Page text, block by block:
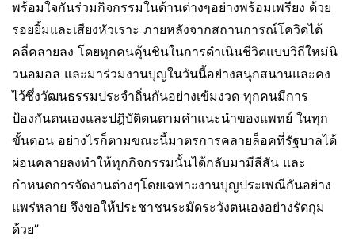
พร้อมใจกันร่วมกิจกรรมในด้านต่างๆอย่างพร้อมเพรียง ด้วย
รอยยิ้มและเสียงหัวเราะ ภายหลังจากสถานการณ์โควิดได้
คลี่คลายลง โดยทุกคนคุ้นชินในการดำเนินชีวิตแบบวิถีใหม่นิ
วนอมอล และมาร่วมงานบุญในวันนี้อย่างสนุกสนานและคง
ไว้ซึ่งวัฒนธรรมประจำถิ่นกันอย่างเข้มงวด ทุกคนมีการ
ป้องกันตนเองและปฎิบัติตนตามคำแนะนำของแพทย์ ในทุก
ขั้นตอน อย่างไรก็ตามขณะนี้มาตรการคลายล็อคที่รัฐบาลได้
ผ่อนคลายลงทำให้ทุกกิจกรรมนั้นได้กลับมามีสีสัน และ
กำหนดการจัดงานต่างๆโดยเฉพาะงานบุญประเพณีกันอย่าง
แพร่หลาย จึงขอให้ประชาชนระมัดระวังตนเองอย่างรัดกุม
ด้วย”